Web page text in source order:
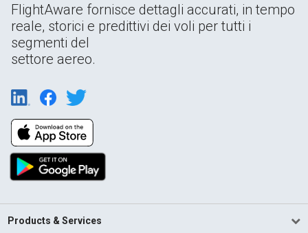
FlightAware fornisce dettagli accurati, in tempo
reale, storici e predittivi dei voli per tutti i
segmenti del
settore aereo.
Products & Services